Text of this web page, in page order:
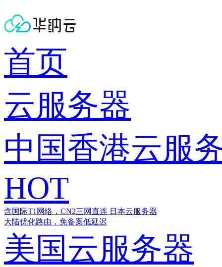
首页
云服务器
中国香港云服
HOT
含国际T1网络，CN2三网直连 日本云服务器
大陆优化路由，免备案低延迟
美国云服务器